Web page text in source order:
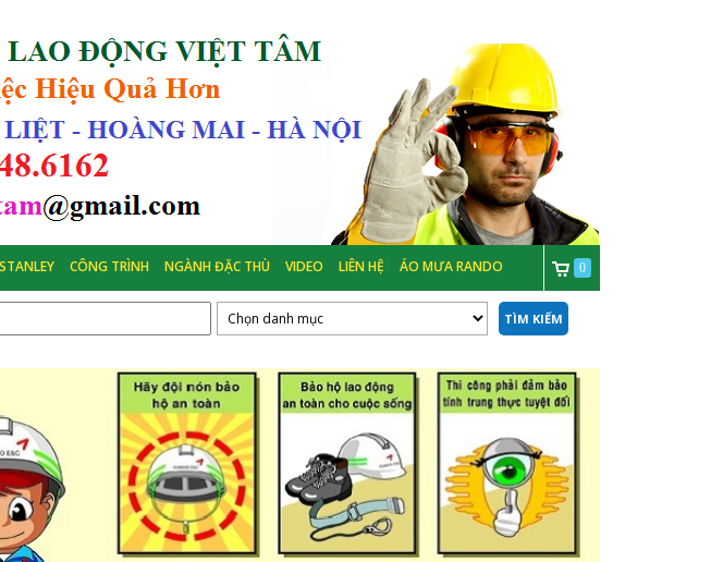
STANLEY CÔNG TRÌNH NGÀNH ĐẶC THÙ VIDEO LIÊN HỆ ÁO MƯA RANDO 0
TÌM KIẾM